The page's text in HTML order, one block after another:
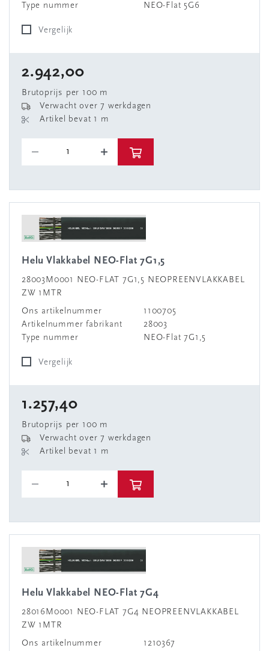
Type nummer
NEO-Flat 5G6
Vergelijk
2.942,00
Brutoprijs per 100 m
Verwacht over 7 werkdagen
Artikel bevat 1 m
Helu Vlakkabel NEO-Flat 7G1,5
28003M0001 NEO-FLAT 7G1,5 NEOPREENVLAKKABEL
ZW 1MTR
Ons artikelnummer
1100705
Artikelnummer fabrikant
28003
Type nummer
NEO-Flat 7G1,5
Vergelijk
1.257,40
Brutoprijs per 100 m
Verwacht over 7 werkdagen
Artikel bevat 1 m
Helu Vlakkabel NEO-Flat 7G4
28016M0001 NEO-FLAT 7G4 NEOPREENVLAKKABEL
ZW 1MTR
Ons artikelnummer
1210367